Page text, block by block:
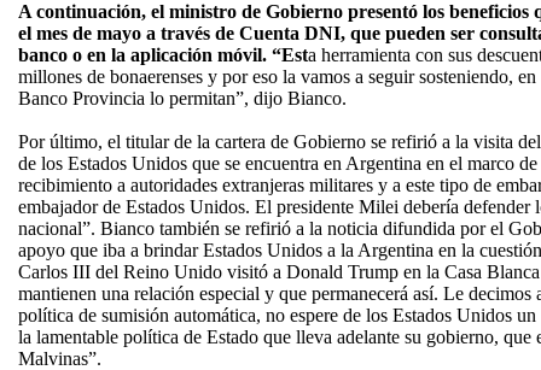
A continuación, el ministro de Gobierno presentó los
el mes de mayo a través de Cuenta DNI, que pueden ser
banco o en la aplicación móvil. “Esta herramienta con sus
millones de bonaerenses y por eso la vamos a seguir sosteniendo,
Banco Provincia lo permitan”, dijo Bianco.
Por último, el titular de la cartera de Gobierno se refirió a la visita
de los Estados Unidos que se encuentra en Argentina en el marco
recibimiento a autoridades extranjeras militares y a este tipo de
embajador de Estados Unidos. El presidente Milei debería defender
nacional”. Bianco también se refirió a la noticia difundida por el
apoyo que iba a brindar Estados Unidos a la Argentina en la
Carlos III del Reino Unido visitó a Donald Trump en la Casa
mantienen una relación especial y que permanecerá así. Le decimos
política de sumisión automática, no espere de los Estados Unidos
la lamentable política de Estado que lleva adelante su gobierno, que
Malvinas”.